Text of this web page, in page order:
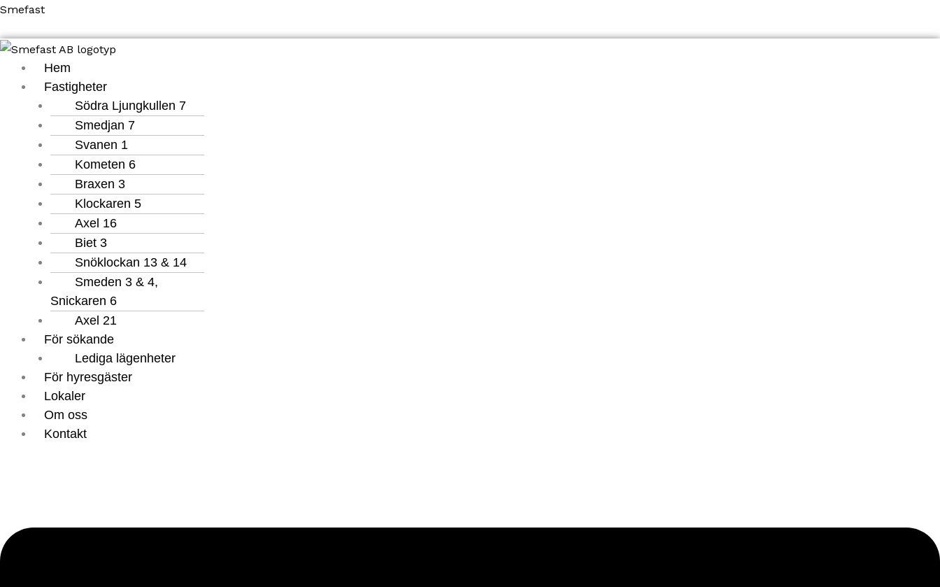
Hoppa
innehåll
Smefast
Meny
Hem
Fastigheter
Södra Ljungkullen 7
Smedjan 7
Svanen 1
Kometen 6
Braxen 3
Klockaren 5
Axel 16
Biet 3
Snöklockan 13 & 14
Smeden 3 & 4,
Snickaren 6
Axel 21
För sökande
Lediga lägenheter
För hyresgäster
Lokaler
Om oss
Kontakt
Meny